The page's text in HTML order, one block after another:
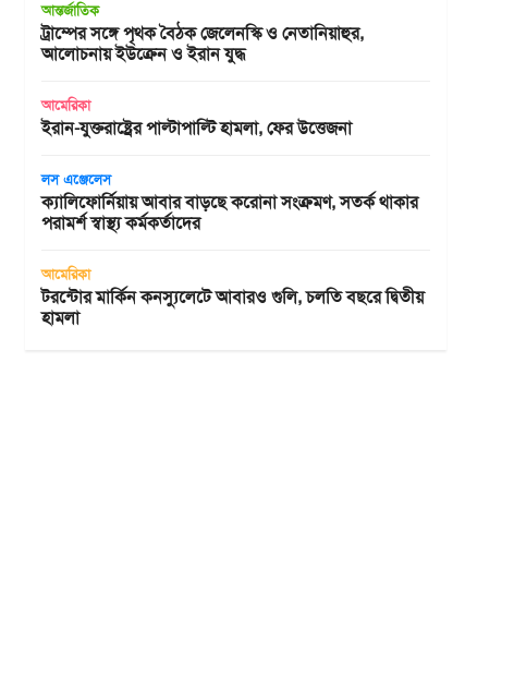
আন্তর্জাতিক
ট্রাম্পের সঙ্গে পৃথক বৈঠক জেলেনস্কি ও নেতানিয়াহুর,
আলোচনায় ইউক্রেন ও ইরান যুদ্ধ
আমেরিকা
ইরান-যুক্তরাষ্ট্রের পাল্টাপাল্টি হামলা, ফের উত্তেজনা
লস এঞ্জেলেস
ক্যালিফোর্নিয়ায় আবার বাড়ছে করোনা সংক্রমণ, সতর্ক থাকার
পরামর্শ স্বাস্থ্য কর্মকর্তাদের
আমেরিকা
টরন্টোর মার্কিন কনস্যুলেটে আবারও গুলি, চলতি বছরে দ্বিতীয়
হামলা